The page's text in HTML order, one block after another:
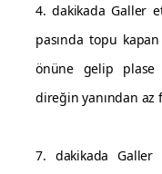
4. dakikada Galler
pasında topu
önüne gelip plase
direğin yanından az
7. dakikada Galler